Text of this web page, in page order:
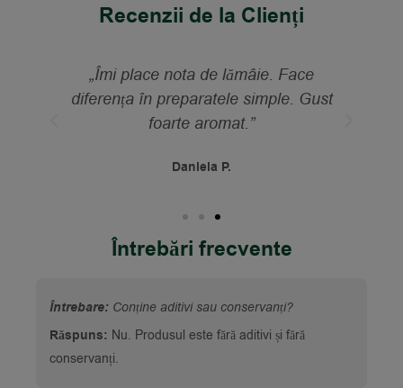
Recenzii de la Clienți
„L-am folosit peste legume la cuptor și
a ieșit exact gustul acela de vacanță în
Grecia.”
Giulia V.
Întrebări frecvente
Întrebare: Conține aditivi sau conservanți?
Răspuns: Nu. Produsul este fără aditivi și fără
conservanți.